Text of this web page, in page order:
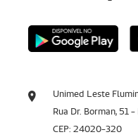
Unimed Leste
Rua Dr. Borman, 51
CEP: 24020-320